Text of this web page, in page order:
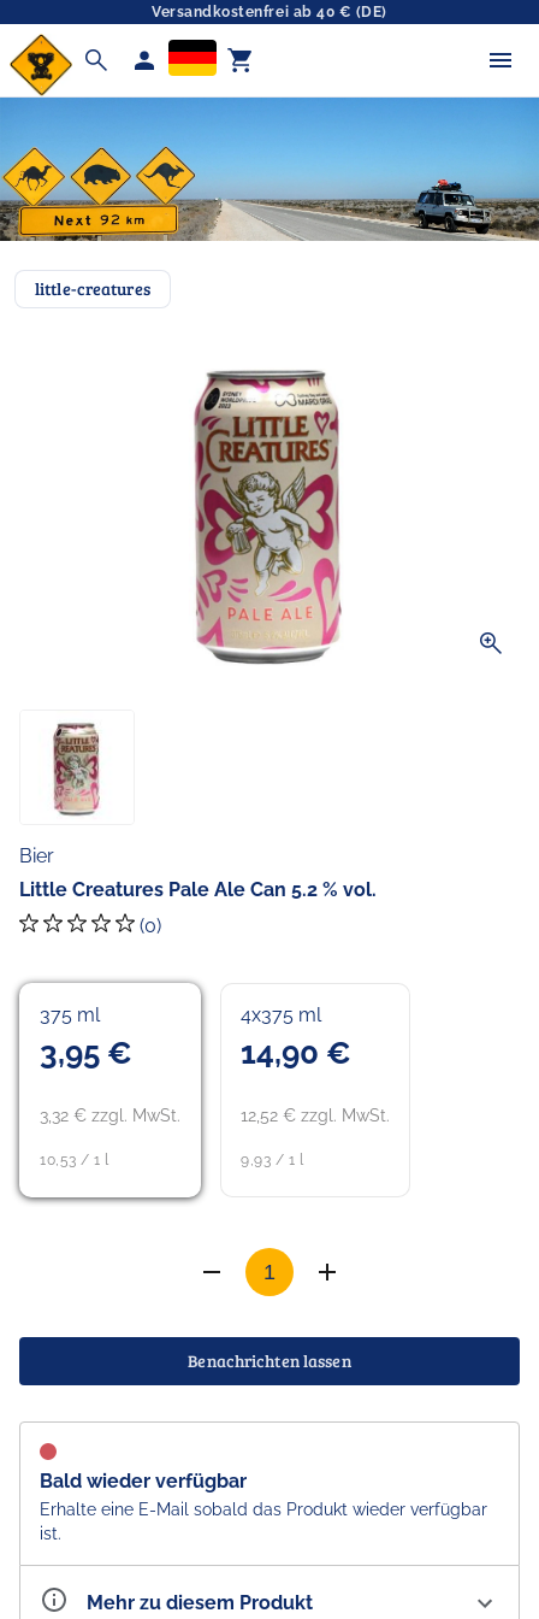
Versandkostenfrei ab 40 € (DE)
search person shopping_cart
little-creatures
zoom_in
Bier
Little Creatures Pale Ale Can 5.2 % vol.
(0)
375 ml
3,95 €
3,32 € zzgl. MwSt.
10,53 / 1 l
4x375 ml
14,90 €
12,52 € zzgl. MwSt.
9,93 / 1 l
Benachrichten lassen
Bald wieder verfügbar
Erhalte eine E-Mail sobald das Produkt wieder verfügbar
ist.
Mehr zu diesem Produkt